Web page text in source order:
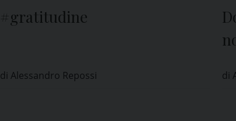
#gratitudine
di Alessandro Repossi di